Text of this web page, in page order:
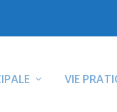
VIE